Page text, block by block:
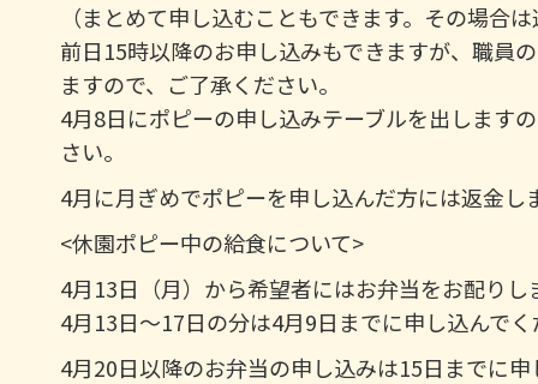
（まとめて申し込むこともできます。その場合
前日15時以降のお申し込みもできますが、職員
ますので、ご了承ください。
4月8日にポピーの申し込みテーブルを出します
さい。
4月に月ぎめでポピーを申し込んだ方には返金し
<休園ポピー中の給食について>
4月13日（月）から希望者にはお弁当をお配りし
4月13日～17日の分は4月9日までに申し込んで
4月20日以降のお弁当の申し込みは15日までに